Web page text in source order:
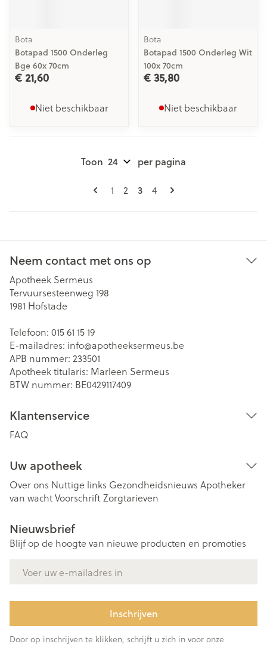
Bota
Botapad 1500 Onderleg
Bge 60x 70cm
€ 21,60
Niet beschikbaar
Bota
Botapad 1500 Onderleg Wit
100x 70cm
€ 35,80
Niet beschikbaar
Pagina's
Pagina
1 Pagina
2 U lees momenteel pagina
3 Pagina
4
Toon per pagina
Neem contact met ons op
Apotheek Sermeus
Tervuursesteenweg 198
1981 Hofstade
Telefoon: 015 61 15 19
E-mailadres: info@apotheeksermeus.be
APB nummer: 233501
Apotheek titularis: Marleen Sermeus
BTW nummer: BE0429117409
Klantenservice
FAQ
Uw apotheek
Over ons Nuttige links Gezondheidsnieuws Apotheker
van wachtVoorschriftZorgtarieven
Nieuwsbrief
Blijf op de hoogte van nieuwe producten en promoties
Inschrijven
Door op inschrijven te klikken, schrijft u zich in voor onze